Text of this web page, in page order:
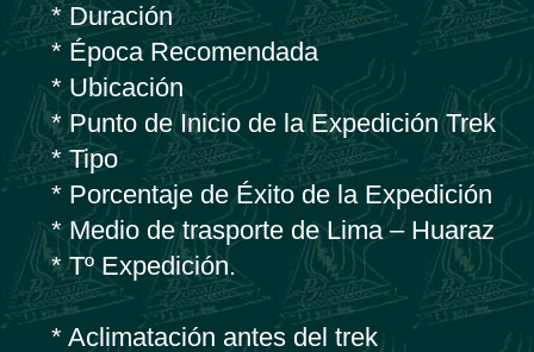
* Duración
* Época Recomendada
* Ubicación
* Punto de Inicio de la Expedición Trek
* Tipo
* Porcentaje de Éxito de la Expedición
* Medio de trasporte de Lima – Huaraz
* Tº Expedición.
* Aclimatación antes del trek